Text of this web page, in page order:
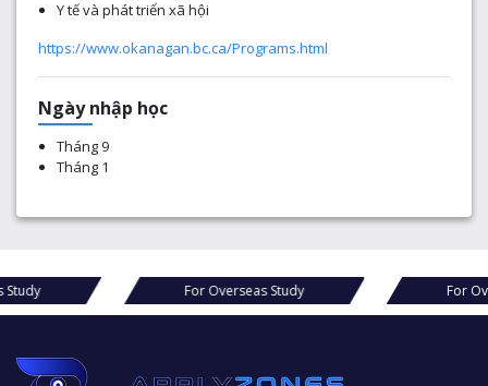
Y tế và phát triển xã hội
https://www.okanagan.bc.ca/Programs.html
Ngày nhập học
Tháng 9
Tháng 1
For Overseas Study For